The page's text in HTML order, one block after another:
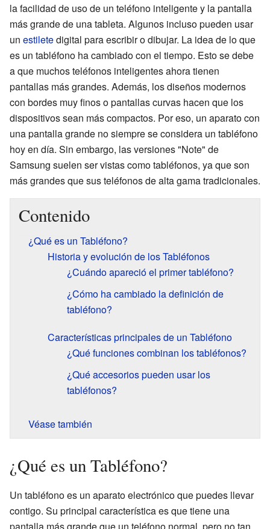
la facilidad de uso de un teléfono inteligente y la pantalla
más grande de una tableta. Algunos incluso pueden usar
un estiletedigital para escribir o dibujar. La idea de lo que
es un tabléfono ha cambiado con el tiempo. Esto se debe
a que muchos teléfonos inteligentes ahora tienen
pantallas más grandes. Además, los diseños modernos
con bordes muy finos o pantallas curvas hacen que los
dispositivos sean más compactos. Por eso, un aparato con
una pantalla grande no siempre se considera un tabléfono
hoy en día. Sin embargo, las versiones "Note" de
Samsung suelen ser vistas como tabléfonos, ya que son
más grandes que sus teléfonos de alta gama tradicionales.
Contenido
¿Qué es un Tabléfono?
Historia y evolución de los Tabléfonos
¿Cuándo apareció el primer tabléfono?
¿Cómo ha cambiado la definición de
tabléfono?
Características principales de un Tabléfono
¿Qué funciones combinan los tabléfonos?
¿Qué accesorios pueden usar los
tabléfonos?
Véase también
¿Qué es un Tabléfono?
Un tabléfono es un aparato electrónico que puedes llevar
contigo. Su principal característica es que tiene una
pantalla más grande que un teléfono normal, pero no tan